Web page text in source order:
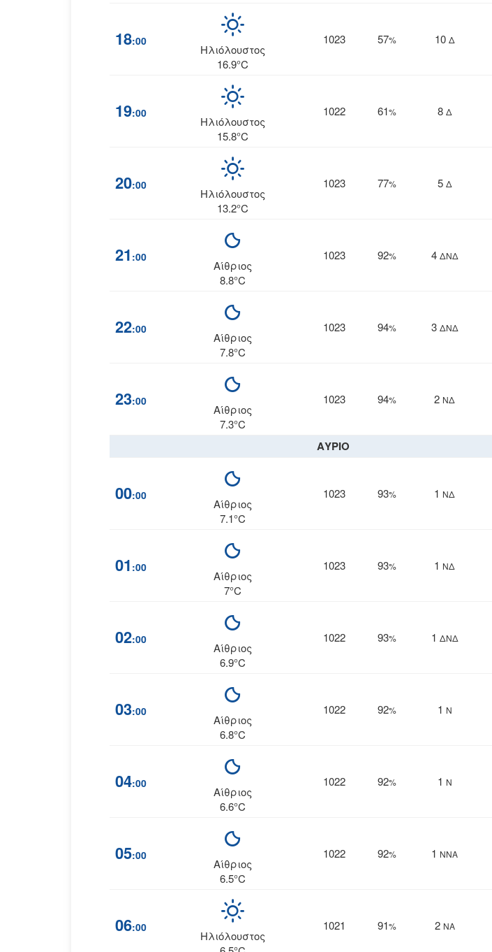
18:00
Ηλιόλουστος
16.9°C
1023 57% 10 Δ
19:00
Ηλιόλουστος
15.8°C
1022 61% 8 Δ
20:00
Ηλιόλουστος
13.2°C
1023 77% 5 Δ
21 :00
Αίθριος
8.8°C
1023 92% 4 ΔΝΔ
22:00
Αίθριος
7.8°C
1023 94% 3 ΔΝΔ
23:00
Αίθριος
7.3°C
1023 94% 2 ΝΔ
ΑΥΡΙΟ
00:00
Αίθριος
7.1°C
1023 93% 1 ΝΔ
01 :00
Αίθριος
7°C
1023 93% 1 ΝΔ
02:00
Αίθριος
6.9°C
1022 93% 1 ΔΝΔ
03:00
Αίθριος
6.8°C
1022 92% 1 Ν
04:00
Αίθριος
6.6°C
1022 92% 1 Ν
05:00
Αίθριος
6.5°C
1022 92% 1 ΝΝΑ
06:00
Ηλιόλουστος
1021 91% 2 ΝΑ